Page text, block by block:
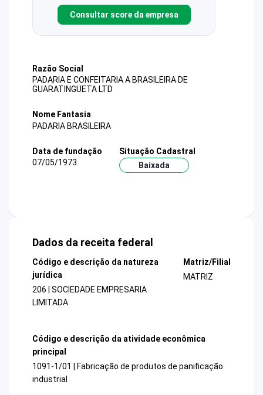
Consultar score da empresa
Razão Social
PADARIA E CONFEITARIA A BRASILEIRA DE
GUARATINGUETA LTD
Nome Fantasia
PADARIA BRASILEIRA
Data de fundação
07/05/1973
Situação Cadastral
Baixada
Dados da receita federal
Código e descrição da natureza
jurídica
206 | SOCIEDADE EMPRESARIA
LIMITADA
Matriz/Filial
MATRIZ
Código e descrição da atividade econômica
principal
1091-1/01 | Fabricação de produtos de panificação
industrial